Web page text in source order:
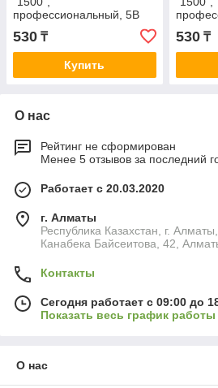
профессиональный, 5В
530 ₸
Купить
530₸
О нас
Рейтинг не сформирован
Менее 5 отзывов за последний
Работает с 20.03.2020
г. Алматы
Республика Казахстан, г.
Канабека Байсеитова, 42,
Контакты
Сегодня работает с 09:00 до
Показать весь график работы
О нас